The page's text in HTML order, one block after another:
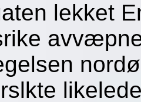
lekket